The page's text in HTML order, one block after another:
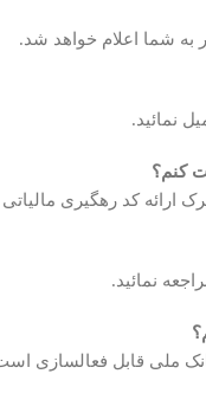
شما اعلام خواهد شد.
نمائید.
کنم؟
کد رهگیری